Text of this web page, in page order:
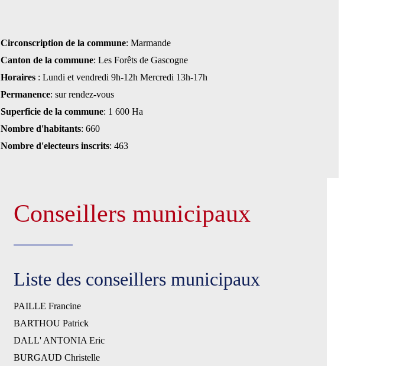
Circonscription de la commune: Marmande
Canton de la commune: Les Forêts de Gascogne
Horaires : Lundi et vendredi 9h-12h Mercredi 13h-17h
Permanence: sur rendez-vous
Superficie de la commune: 1 600 Ha
Nombre d'habitants: 660
Nombre d'electeurs inscrits: 463
Conseillers municipaux
Liste des conseillers municipaux
PAILLE Francine
BARTHOU Patrick
DALL' ANTONIA Eric
BURGAUD Christelle